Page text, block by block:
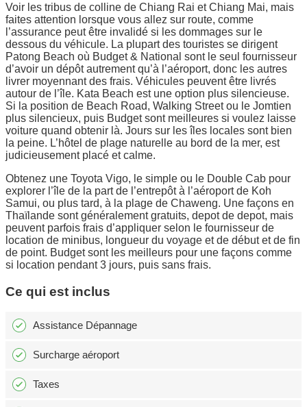
Voir les tribus de colline de Chiang Rai et Chiang Mai, mais
faites attention lorsque vous allez sur route, comme
l’assurance peut être invalidé si les dommages sur le
dessous du véhicule. La plupart des touristes se dirigent
Patong Beach où Budget & National sont le seul fournisseur
d’avoir un dépôt autrement qu’à l’aéroport, donc les autres
livrer moyennant des frais. Véhicules peuvent être livrés
autour de l’île. Kata Beach est une option plus silencieuse.
Si la position de Beach Road, Walking Street ou le Jomtien
plus silencieux, puis Budget sont meilleures si voulez laisse
voiture quand obtenir là. Jours sur les îles locales sont bien
la peine. L’hôtel de plage naturelle au bord de la mer, est
judicieusement placé et calme.
Obtenez une Toyota Vigo, le simple ou le Double Cab pour
explorer l’île de la part de l’entrepôt à l’aéroport de Koh
Samui, ou plus tard, à la plage de Chaweng. Une façons en
Thaïlande sont généralement gratuits, depot de depot, mais
peuvent parfois frais d’appliquer selon le fournisseur de
location de minibus, longueur du voyage et de début et de fin
de point. Budget sont les meilleurs pour une façons comme
si location pendant 3 jours, puis sans frais.
Ce qui est inclus
Assistance Dépannage
Surcharge aéroport
Taxes